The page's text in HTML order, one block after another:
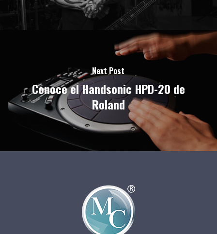
Next Post
Conoce el Handsonic HPD-20 de
Roland